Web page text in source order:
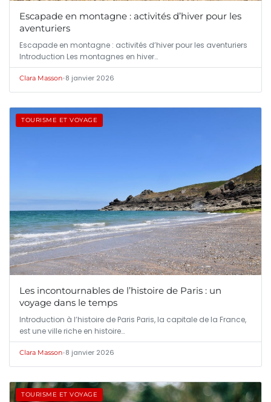
Escapade en montagne : activités d’hiver pour les
aventuriers
Escapade en montagne : activités d’hiver pour les aventuriers
Introduction Les montagnes en hiver…
Clara Masson•8 janvier 2026
TOURISME ET VOYAGE
Les incontournables de l’histoire de Paris : un
voyage dans le temps
Introduction à l’histoire de Paris Paris, la capitale de la France,
est une ville riche en histoire…
Clara Masson•8 janvier 2026
TOURISME ET VOYAGE